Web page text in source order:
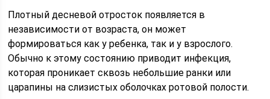
Плотный десневой отросток появляется в
независимости от возраста, он может
формироваться как у ребенка, так и у взрослого.
Обычно к этому состоянию приводит инфекция,
которая проникает сквозь небольшие ранки или
царапины на слизистых оболочках ротовой полости.